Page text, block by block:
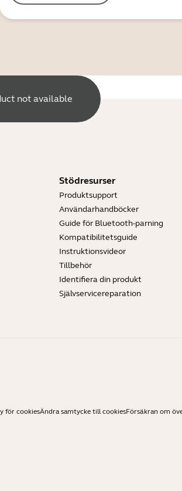
not available
Stödresurser
Produktsupport
Användarhandböcker
Guide för Bluetooth-parning
Kompatibilitetsguide
Instruktionsvideor
Tillbehör
Identifiera din produkt
Självservicereparation
för cookiesÄndra samtycke till cookiesFörsäkran om